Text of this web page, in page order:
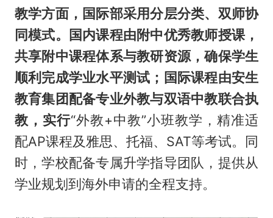
教学方面， 国际部采用分层分类、双师协
同模式。
国内课程由附中优秀教师授课，
共享附中课程体系与教研资源，确保学生
顺利完成学业水平测试；国际课程由安生
教育集团配备专业外教与双语中教联合执
教，实行“外教+中教”小班教学，精准适
配AP课程及雅思、托福、SAT等考试。同
时，学校配备专属升学指导团队，提供从
学业规划到海外申请的全程支持。